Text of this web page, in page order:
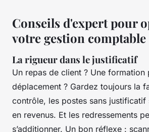
Conseils d'expert pour
votre gestion comptable
La rigueur dans le justificatif
Un repas de client ? Une formation
déplacement ? Gardez toujours la
contrôle, les postes sans justificatif
en revenus. Et les redressements
s’additionner. Un bon réflexe :